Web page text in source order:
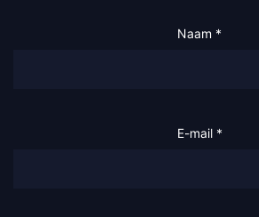
Naam *
E-mail *